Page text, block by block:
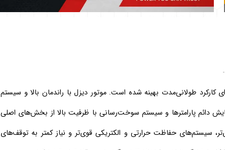
طولانی‌مدت بهینه شده است. موتور دیزل با راندمان بالا و سیستم
دائم پارامترها و سیستم سوخت‌رسانی با ظرفیت بالا از بخش‌های اصلی
سیستم‌های حفاظت حرارتی و الکتریکی قوی‌تر و نیاز کمتر به توقف‌های